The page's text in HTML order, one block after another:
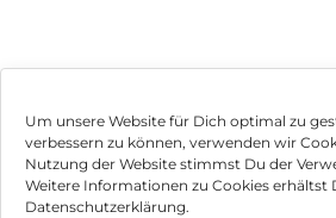
Um unsere Website für Dich optimal zu
verbessern zu können, verwenden wir
Nutzung der Website stimmst Du der
Weitere Informationen zu Cookies erhältst
Datenschutzerklärung.
Impressum